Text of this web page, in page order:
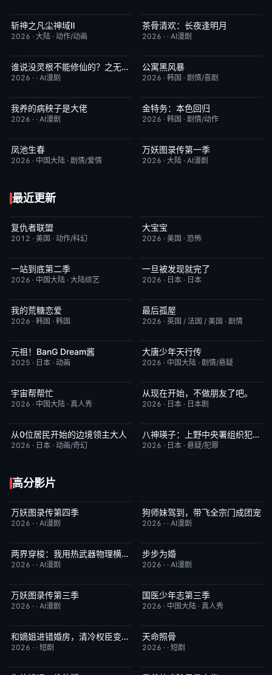
更新至第09集
斩神之凡尘神域Ⅱ
2026 · 大陆 · 动作/动画
完结
茶骨清欢：长夜逢明月
2026 · · AI漫剧
完结 5.0谁说没灵根不能修仙的？之无灵证道第五季
2026 · · AI漫剧
更新至第08集
公寓黑风暴
2026 · 韩国 · 剧情/喜剧
完结
我养的病秧子是大佬
2026 · · AI漫剧
已完结
金特务：本色回归
2026 · 韩国 · 剧情/动作
已完结
凤池生春
2026 · 中国大陆 · 剧情/爱情
完结
万妖图录传第一季
2026 · 大陆 · AI漫剧
最近更新
完结
复仇者联盟
2012 · 美国 · 动作/科幻
今日更新
大宝宝
2026 · 美国 · 恐怖
更新至第1期
一站到底第二季
2026 · 中国大陆 · 大陆综艺
更新至第01集
一旦被发现就完了
2026 · 日本 · 日本
已完结
我的荒糖恋爱
2026 · 韩国 · 韩国
HD中字
最后孤屋
2026 · 英国 / 法国 / 美国 · 剧情
更新至第44集
元祖！BanG Dream酱
2025 · 日本 · 动画
更新至第12集
大唐少年天行传
2026 · 中国大陆 · 剧情/悬疑
更新至第3期
宇宙帮帮忙
2026 · 中国大陆 · 真人秀
更新至第07集 5.0
从现在开始，不做朋友了吧。
2026 · 日本 · 日本剧
更新至第06集 1.0
从0位居民开始的边境领主大人
2026 · 日本 · 动画/奇幻
更新至第04集 3.0八神瑛子：上野中央署组织犯罪对策课
2026 · 日本 · 悬疑/犯罪
高分影片
完结
万妖图录传第四季
2026 · · AI漫剧
完结 10.0
狗师妹驾到，带飞全宗门成团宠
2026 · · AI漫剧
完结 10.0两界穿梭：我用热武器物理横推修真界
2026 · · AI漫剧
完结
步步为婚
2026 · · AI漫剧
完结
万妖图录传第三季
2026 · · AI漫剧
本周更新
国医少年志第三季
2026 · 中国大陆 · 真人秀
完结 10.0和嫡姐进错婚房，清冷权臣变忠犬
2026 · · 短剧
完结
天命照骨
2026 · · 短剧